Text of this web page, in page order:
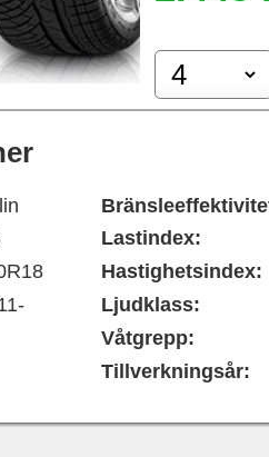
Lastindex:
Hastighetsindex:
Ljudklass:
Våtgrepp:
Tillverkningsår: